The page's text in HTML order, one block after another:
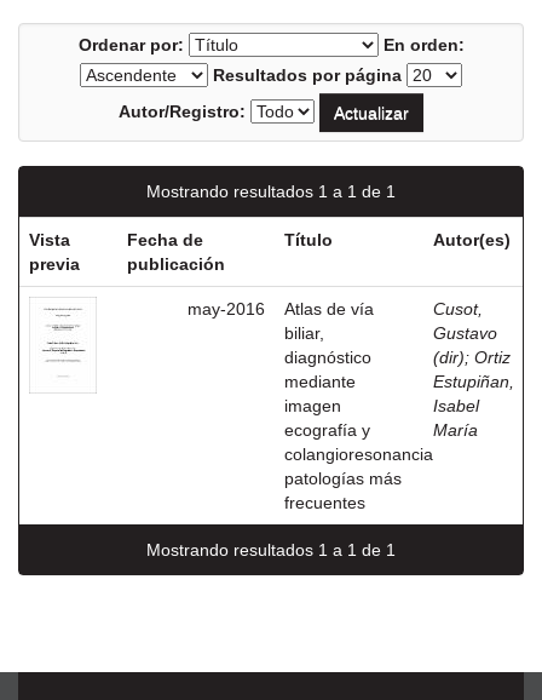
Ordenar por:
En orden:
Resultados por página
Autor/Registro:
Mostrando resultados 1 a 1 de 1
Vista
previa
Fecha de
publicación
Título Autor(es)
may-2016
Atlas de vía
biliar,
diagnóstico
mediante
imagen
ecografía y
colangioresonancia
patologías más
frecuentes
Cusot,
Gustavo
(dir); Ortiz
Estupiñan,
Isabel
María
Mostrando resultados 1 a 1 de 1